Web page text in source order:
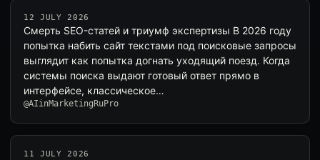
12 JULY 2026
Смерть SEO-статей и триумф экспертизы В 2026 году
попытка набить сайт текстами под поисковые запросы
выглядит как попытка догнать уходящий поезд. Когда
системы поиска выдают готовый ответ прямо в
интерфейсе, классическое…
@AIinMarketingRuPro
11 JULY 2026